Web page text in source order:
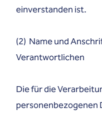
einverstanden ist.
(2) Name und
Verantwortlichen
Die für die